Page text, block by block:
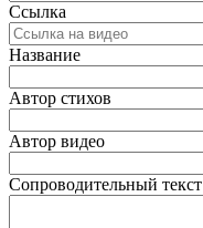
Ссылка
Название
Автор стихов
Автор видео
Сопроводительный текст